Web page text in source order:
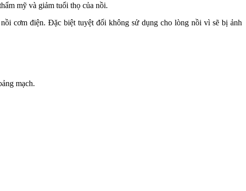
mỹ và giảm tuổi thọ của nồi.
cơm điện. Đặc biệt tuyệt đối không sử dụng cho lòng nồi vì sẽ bị ảnh
mạch.